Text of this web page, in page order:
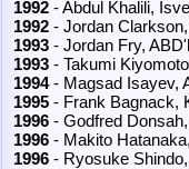
1992 - Abdul Khalili,
1992 - Jordan
1993 - Jordan Fry,
1993 - Takumi
1994- Magsad Isayev,
1995 - Frank Bagnack,
1996 - Godfred
1996 - Makito
1996 - Ryosuke